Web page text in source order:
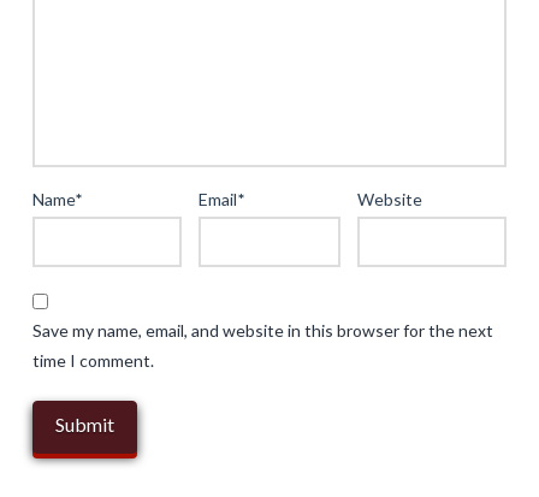
Positionierung04.20.2025
Name* Email* Website
Save my name, email, and website in this browser for the next
time I comment.